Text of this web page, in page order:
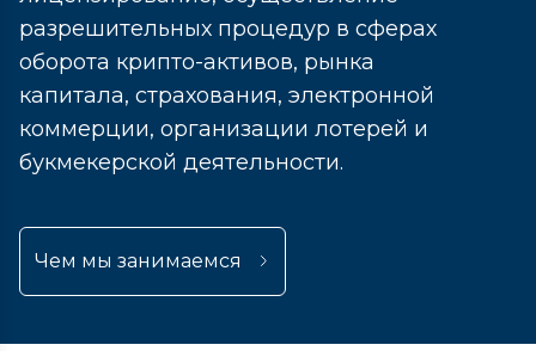
разрешительных процедур в сферах
оборота крипто-активов, рынка
капитала, страхования, электронной
коммерции, организации лотерей и
букмекерской деятельности.
Чем мы занимаемся